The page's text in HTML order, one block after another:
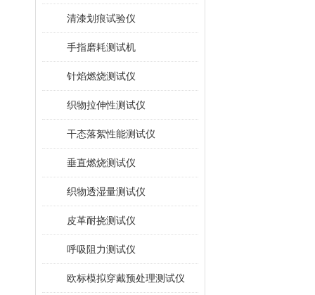
清漆划痕试验仪
手指磨耗测试机
针焰燃烧测试仪
织物拉伸性测试仪
干态落絮性能测试仪
垂直燃烧测试仪
织物透湿量测试仪
皮革耐挠测试仪
呼吸阻力测试仪
欧标模拟穿戴预处理测试仪